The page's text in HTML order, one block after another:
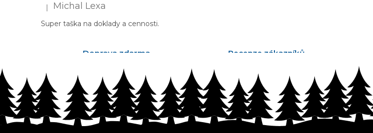
Hodnocení produktu je 5 z 5 hvězdiček.
| Michal Lexa
Super taška na doklady a cennosti.
Doprava zdarma Recenze zákazníků
Z